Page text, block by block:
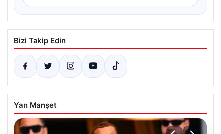
Bizi Takip Edin
Yan Manşet